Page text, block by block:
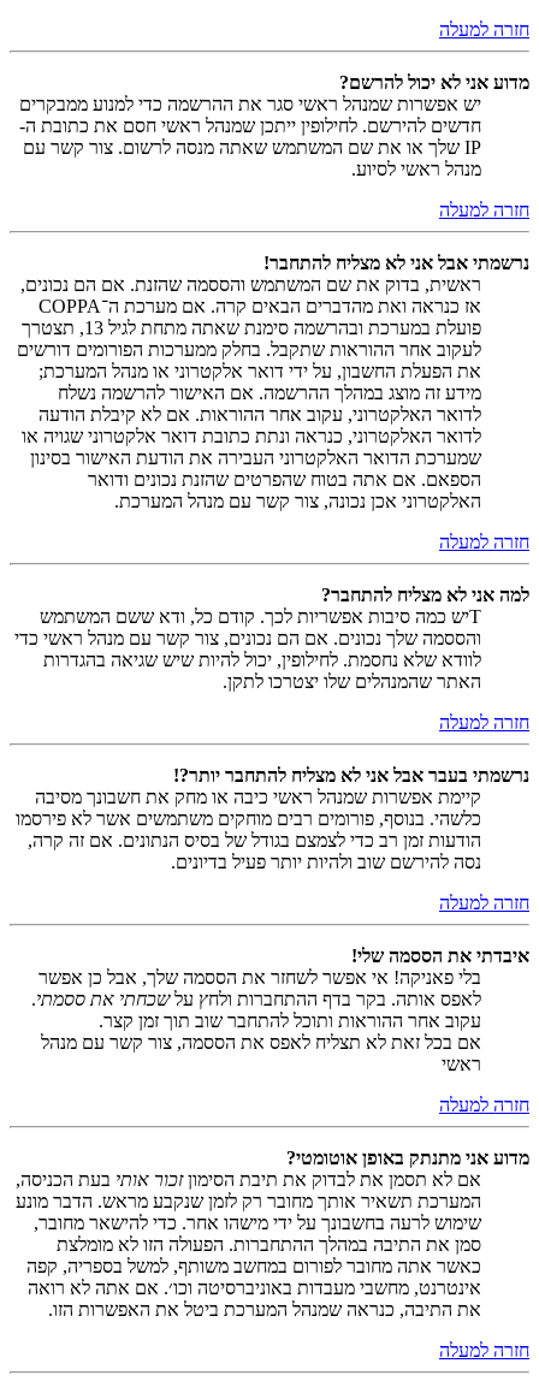
חזרה למעלה
מדוע אני לא יכול להרשם?
יש אפשרות שמנהל ראשי סגר את ההרשמה כדי למנוע ממבקרים
חדשים להירשם. לחילופין ייתכן שמנהל ראשי חסם את כתובת ה-
IP שלך או את שם המשתמש שאתה מנסה לרשום. צור קשר עם
מנהל ראשי לסיוע.
חזרה למעלה
נרשמתי אבל אני לא מצליח להתחבר!
ראשית, בדוק את שם המשתמש והססמה שהזנת. אם הם נכונים,
אז כנראה ואת מהדברים הבאים קרה. אם מערכת ה־COPPA
פועלת במערכת ובהרשמה סימנת שאתה מתחת לגיל 13, תצטרך
לעקוב אחר ההוראות שתקבל. בחלק ממערכות הפורומים דורשים
את הפעלת החשבון, על ידי דואר אלקטרוני או מנהל המערכת;
מידע זה מוצג במהלך ההרשמה. אם האישור להרשמה נשלח
לדואר האלקטרוני, עקוב אחר ההוראות. אם לא קיבלת הודעה
לדואר האלקטרוני, כנראה ונתת כתובת דואר אלקטרוני שגויה או
שמערכת הדואר האלקטרוני העבירה את הודעת האישור בסינון
הספאם. אם אתה בטוח שהפרטים שהזנת נכונים ודואר
האלקטרוני אכן נכונה, צור קשר עם מנהל המערכת.
חזרה למעלה
למה אני לא מצליח להתחבר?
Tיש כמה סיבות אפשריות לכך. קודם כל, ודא ששם המשתמש
והססמה שלך נכונים. אם הם נכונים, צור קשר עם מנהל ראשי כדי
לוודא שלא נחסמת. לחילופין, יכול להיות שיש שגיאה בהגדרות
האתר שהמנהלים שלו יצטרכו לתקן.
חזרה למעלה
נרשמתי בעבר אבל אני לא מצליח להתחבר יותר?!
קיימת אפשרות שמנהל ראשי כיבה או מחק את חשבונך מסיבה
כלשהי. בנוסף, פורומים רבים מוחקים משתמשים אשר לא פירסמו
הודעות זמן רב כדי לצמצם בגודל של בסיס הנתונים. אם זה קרה,
נסה להירשם שוב ולהיות יותר פעיל בדיונים.
חזרה למעלה
איבדתי את הססמה שלי!
בלי פאניקה! אי אפשר לשחזר את הססמה שלך, אבל כן אפשר
לאפס אותה. בקר בדף ההתחברות ולחץ עלשכחתי את ססמתי.
עקוב אחר ההוראות ותוכל להתחבר שוב תוך זמן קצר.
אם בכל זאת לא תצליח לאפס את הססמה, צור קשר עם מנהל
ראשי
חזרה למעלה
מדוע אני מתנתק באופן אוטומטי?
אם לא תסמן את לבדוק את תיבת הסימוןזכור אותי בעת הכניסה,
המערכת תשאיר אותך מחובר רק לזמן שנקבע מראש. הדבר מונע
שימוש לרעה בחשבונך על ידי מישהו אחר. כדי להישאר מחובר,
סמן את התיבה במהלך ההתחברות. הפעולה הזו לא מומלצת
כאשר אתה מחובר לפורום במחשב משותף, למשל בספריה, קפה
אינטרנט, מחשבי מעבדות באוניברסיטה וכו׳. אם אתה לא רואה
את התיבה, כנראה שמנהל המערכת ביטל את האפשרות הזו.
חזרה למעלה